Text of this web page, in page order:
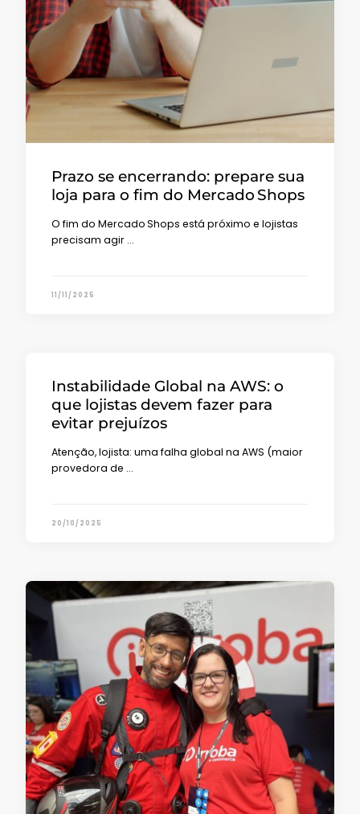
Prazo se encerrando: prepare sua
loja para o fim do Mercado Shops
O fim do Mercado Shops está próximo e lojistas
precisam agir …
11/11/2025
Instabilidade Global na AWS: o
que lojistas devem fazer para
evitar prejuízos
Atenção, lojista: uma falha global na AWS (maior
provedora de …
20/10/2025